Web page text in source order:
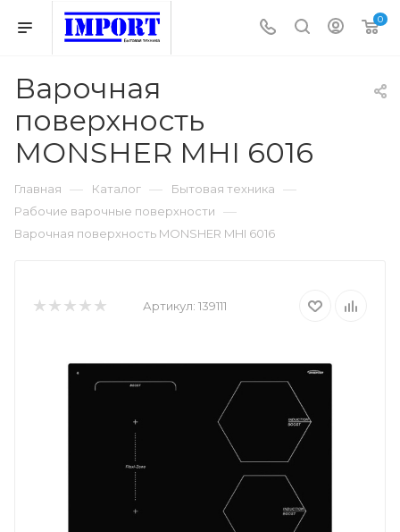
0
Варочная
поверхность
MONSHER MHI 6016
Главная — Каталог — Бытовая техника —
Рабочие варочные поверхности —
Варочная поверхность MONSHER MHI 6016
Артикул: 139111